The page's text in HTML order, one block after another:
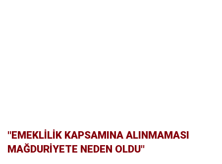
''EMEKLİLİK KAPSAMINA ALINMAMASI
MAĞDURİYETE NEDEN OLDU''